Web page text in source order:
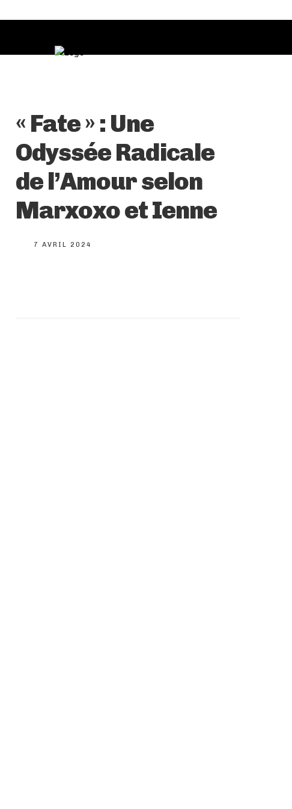
« Fate » : Une
Odyssée Radicale
de l’Amour selon
Marxoxo et Ienne
7 AVRIL 2024